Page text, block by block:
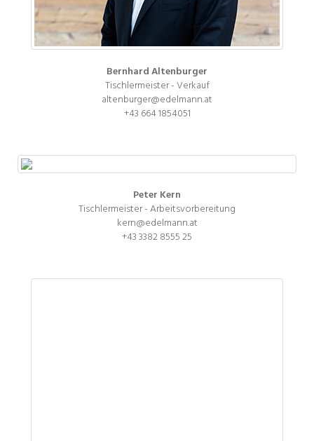
Bernhard Altenburger
Tischlermeister - Verkauf
altenburger@edelmann.at
+43 664 1854051
Peter Kern
Tischlermeister - Arbeitsvorbereitung
kern@edelmann.at
+43 3382 8555 25